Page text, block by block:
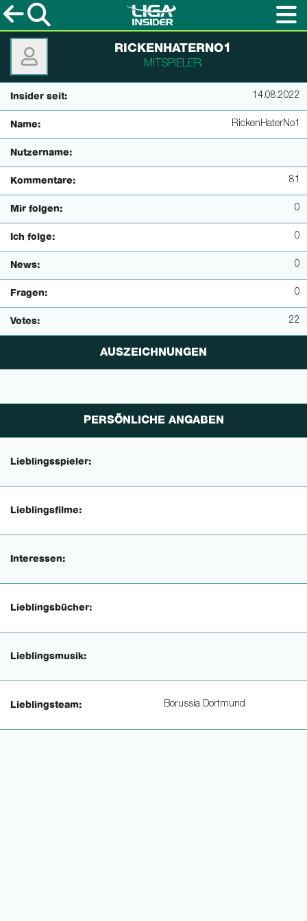
RICKENHATERNO1
MITSPIELER
Insider seit: 14.08.2022
Name: RickenHaterNo1
Nutzername:
Kommentare: 81
Mir folgen: 0
Ich folge: 0
News: 0
Fragen: 0
Votes: 22
AUSZEICHNUNGEN
PERSÖNLICHE ANGABEN
Lieblingsspieler:
Lieblingsfilme:
Interessen:
Lieblingsbücher:
Lieblingsmusik:
Lieblingsteam: Borussia Dortmund